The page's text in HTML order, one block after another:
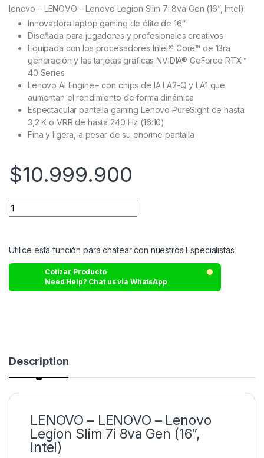
ratings
lenovo – LENOVO – Lenovo Legion Slim 7i 8va Gen (16”, Intel)
Innovadora laptop gaming de élite de 16″
Diseñada para jugadores y profesionales creativos
Equipada con los procesadores Intel® Core™ de 13ra
generación y las tarjetas gráficas NVIDIA® GeForce RTX™
40 Series
Lenovo AI Engine+ con chips de IA LA2-Q y LA1 que
aumentan el rendimiento de forma dinámica
Espectacular pantalla gaming Lenovo PureSight de hasta
3,2 K o VRR de hasta 240 Hz (16:10)
Fina y ligera, a pesar de su enorme pantalla
$10.999.900
Utilice esta función para chatear con nuestros Especialistas
Cotizar Producto
Need Help? Chat us via WhatsApp
Description
LENOVO – LENOVO – Lenovo
Legion Slim 7i 8va Gen (16”,
Intel)